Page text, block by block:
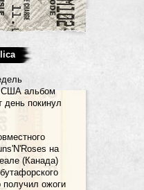
США альбом
день покинул
на
(Канада)
получил ожоги